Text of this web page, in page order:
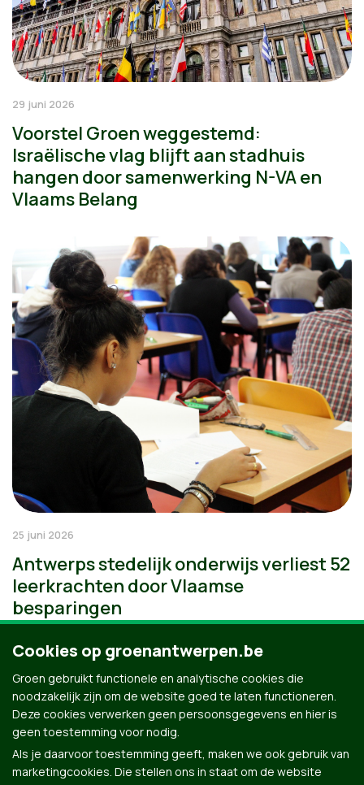
29 juni 2026
Voorstel Groen weggestemd:
Israëlische vlag blijft aan stadhuis
hangen door samenwerking N-VA en
Vlaams Belang
25 juni 2026
Antwerps stedelijk onderwijs verliest 52
leerkrachten door Vlaamse
besparingen
Cookies op groenantwerpen.be
Groen gebruikt functionele en analytische cookies die
noodzakelijk zijn om de website goed te laten functioneren.
Deze cookies verwerken geen persoonsgegevens en hier is
geen toestemming voor nodig.
Als je daarvoor toestemming geeft, maken we ook gebruik van
marketingcookies. Die stellen ons in staat om de website